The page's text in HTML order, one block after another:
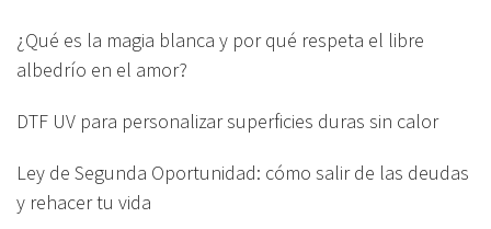
¿Qué es la magia blanca y por qué respeta el libre
albedrío en el amor?
DTF UV para personalizar superficies duras sin calor
Ley de Segunda Oportunidad: cómo salir de las deudas
y rehacer tu vida